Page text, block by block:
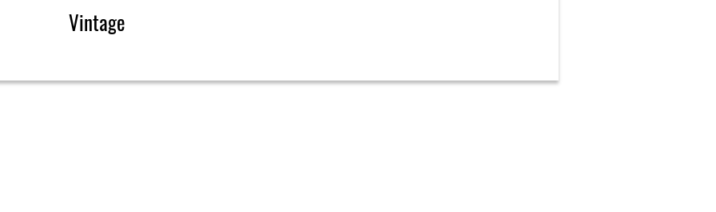
Vintage